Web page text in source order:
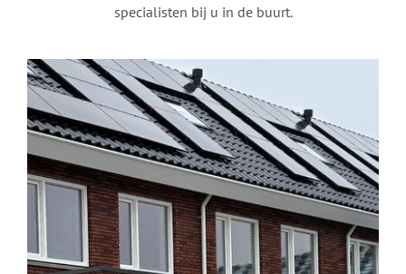
specialisten bij u in de buurt.